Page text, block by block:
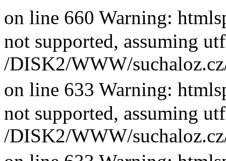
on line 660 Warning:
not supported, assuming
/DISK2/WWW/
on line 633 Warning:
not supported, assuming
/DISK2/WWW/